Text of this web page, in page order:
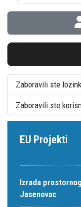
Zaboravili ste
Zaboravili ste
EU Projekti
Izrada
Jasenovac